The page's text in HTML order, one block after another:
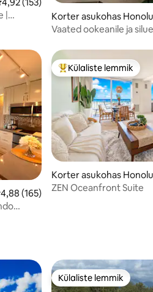
|
Korter asukohas
Vaated ookeanile ja
hinnang 4,88/5, 165
4,88 (165)
Külaliste suur lemmik
Külaliste lemmik
Korter asukohas
ZEN Oceanfront Suite
Külaliste lemmik
Külaliste lemmik